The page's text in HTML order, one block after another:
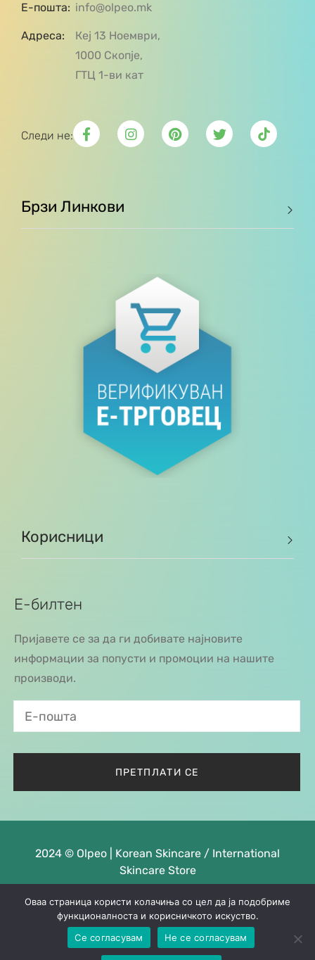
Е-пошта: info@olpeo.mk
Адреса:
Кеј 13 Ноември,
1000 Скопје,
ГТЦ 1-ви кат
Следи не:
Брзи Линкови
Корисници
Е-билтен
Пријавете се за да ги добивате најновите
информации за попусти и промоции на нашите
производи.
2024 © Olpeo | Korean Skincare / International
Skincare Store
Оваа страница користи колачиња со цел да ја подобриме
функционалноста и корисничкото искуство.
Се согласувам
Не се согласувам